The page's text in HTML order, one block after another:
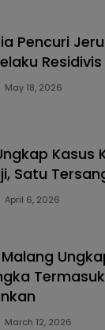
Pencuri
Residivis
May 18, 2026
Kasus
Satu
April 6, 2026
March 12, 2026